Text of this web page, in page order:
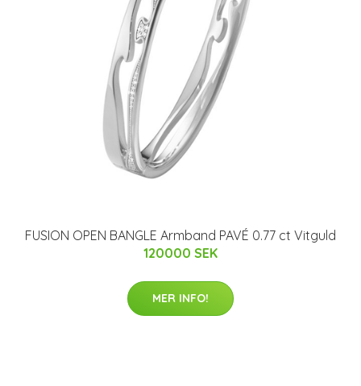
FUSION OPEN BANGLE Armband PAVÉ 0.77 ct Vitguld
120000 SEK
MER INFO!